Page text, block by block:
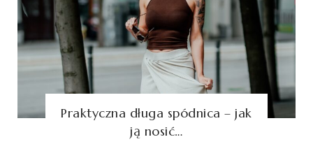
Praktyczna długa spódnica – jak
ją nosić…